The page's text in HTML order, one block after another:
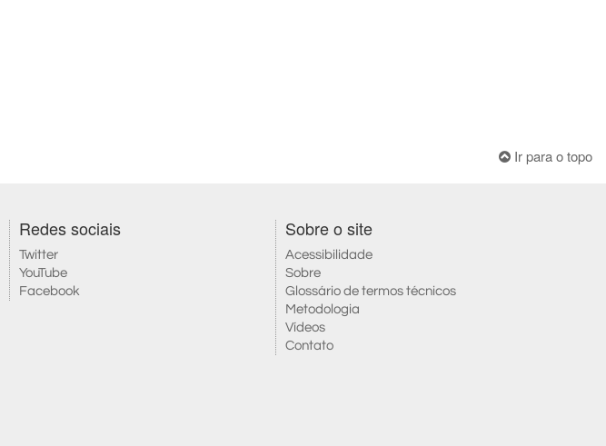
Ir para o topo
Redes sociais
Twitter
YouTube
Facebook
Sobre o site
Acessibilidade
Sobre
Glossário de termos técnicos
Metodologia
Vídeos
Contato